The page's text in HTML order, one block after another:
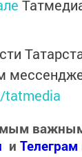
tatmedia
и Телеграм